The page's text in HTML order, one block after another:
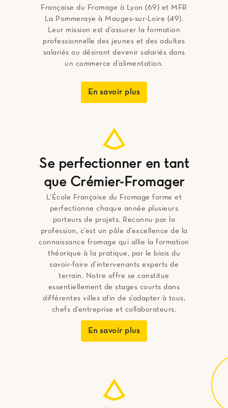
Française du Fromage à Lyon (69) et MFR
La Pommeraye à Mauges-sur-Loire (49).
Leur mission est d’assurer la formation
professionnelle des jeunes et des adultes
salariés ou désirant devenir salariés dans
un commerce d’alimentation.
En savoir plus
Se perfectionner en tant
que Crémier-Fromager
L’École Française du Fromage forme et
perfectionne chaque année plusieurs
porteurs de projets. Reconnu par la
profession, c’est un pôle d’excellence de la
connaissance fromage qui allie la formation
théorique à la pratique, par le biais du
savoir-faire d’intervenants experts de
terrain. Notre offre se constitue
essentiellement de stages courts dans
différentes villes afin de s’adapter à tous,
chefs d’entreprise et collaborateurs.
En savoir plus